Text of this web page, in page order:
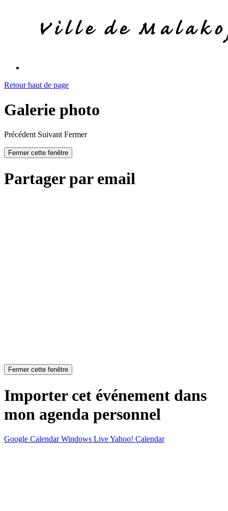
Retour haut de page
Galerie photo
Précédent Suivant Fermer
Fermer cette fenêtre
Partager par email
Fermer cette fenêtre
Importer cet événement dans
mon agenda personnel
Google Calendar Windows LiveYahoo! Calendar